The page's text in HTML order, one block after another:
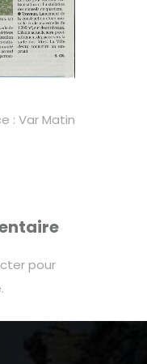
: Var Matin
pour